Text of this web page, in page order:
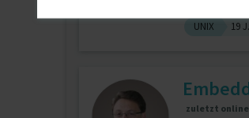
UNIX 19 J.
zuletzt online